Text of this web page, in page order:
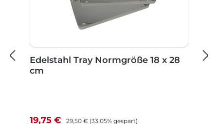
Edelstahl Tray Normgröße 18 x 28
cm
Verkaufspreis:
19,75 € Regulärer Preis:
29,50 € (33.05% gespart)